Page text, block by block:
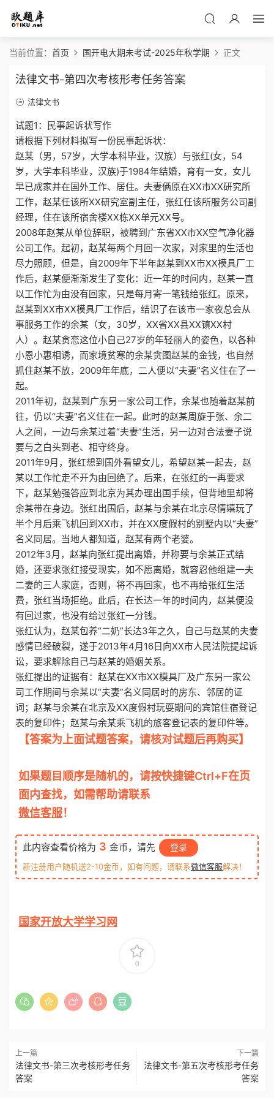
当前位置： 首页 国开电大期未考试-2025年秋学期 正文
法律文书-第四次考核形考任务答案
法律文书
试题1：民事起诉状写作
请根据下列材料拟写一份民事起诉状：
赵某（男，57岁，大学本科毕业，汉族）与张红(女，54
岁，大学本科毕业，汉族)于1984年结婚，育有一女，女儿
早已成家并在国外工作、居住。夫妻俩原在XX市XX研究所
工作，赵某任该所XX研究室副主任，张红任该所服务公司副
经理，住在该所宿舍楼XX栋XX单元XX号。
2008年赵某从单位辞职，被聘到广东省XX市XX空气净化器
公司工作。起初，赵某每两个月回一次家，对家里的生活也
尽力照顾，但是，自2009年下半年赵某到XX市XX模具厂工
作后，赵某便渐渐发生了变化：近一年的时间内，赵某一直
以工作忙为由没有回家，只是每月寄一笔钱给张红。原来，
赵某到XX市XX模具厂工作后，结识了在该市一家夜总会从
事服务工作的余某（女，30岁，XX省XX县XX镇XX村
人）。赵某贪恋这位小自己27岁的年轻丽人的姿色，以各种
小恩小惠相诱，而家境贫寒的余某贪图赵某的金钱，也自然
抓住赵某不放，2009年年底，二人便以“夫妻”名义住在了一
起。
2011年初，赵某到广东另一家公司工作，余某也随着赵某前
往，仍以“夫妻”名义住在一起。此时的赵某周旋于张、余二
人之间，一边与余某过着“夫妻”生活，另一边对合法妻子说
要与之白头到老、相守终身。
2011年9月，张红想到国外看望女儿，希望赵某一起去，赵
某以工作忙走不开为由回绝了。后来，在张红的一再要求
下，赵某勉强答应到北京为其办理出国手续，但背地里却将
余某带在身边。张红出国后，赵某与余某在北京尽情嬉玩了
半个月后乘飞机回到XX市，并在XX度假村的别墅内以“夫妻”
名义同居。当地人都知道，赵某有两个老婆。
2012年3月，赵某向张红提出离婚，并称要与余某正式结
婚，还要求张红接受现实，如不愿离婚，就容忍他组建一夫
二妻的三人家庭，否则，将不再回家，也不再给张红生活
费，张红当场拒绝。此后，在长达一年的时间内，赵某便没
有回过家，也没有给过张红一分钱。
张红认为，赵某包养“二奶”长达3年之久，自己与赵某的夫妻
感情已经破裂，遂于2013年4月16日向XX市人民法院提起诉
讼，要求解除自己与赵某的婚姻关系。
张红提出的证据有：赵某在XX市XX模具厂及广东另一家公
司工作期间与余某以“夫妻”名义同居时的房东、邻居的证
词；赵某与余某在北京及XX度假村玩耍期间的宾馆住宿登记
表的复印件；赵某与余某乘飞机的旅客登记表的复印件等。
【答案为上面试题答案，请核对试题后再购买】
如果题目顺序是随机的，请按快捷键Ctrl+F在页
面内查找，如需帮助请联系
微信客服！
此内容查看价格为 3 金币，请先 登录
新注册用户随机送2-10金币，如有问题，请联系微信客服解决！
国家开放大学学习网
0
上一篇
法律文书-第三次考核形考任务
答案
下一篇
法律文书-第五次考核形考任务
答案